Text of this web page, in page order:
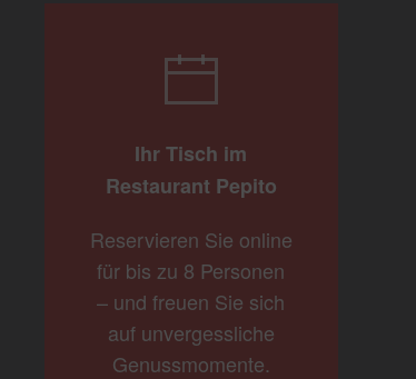
Ihr Tisch im
Restaurant Pepito
Reservieren Sie online
für bis zu 8 Personen
– und freuen Sie sich
auf unvergessliche
Genussmomente.